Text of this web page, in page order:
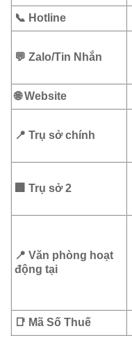
📞 Hotline
💬 Zalo/Tin Nhắn
🌐 Website
📍 Trụ sở chính
🏢 Trụ sở 2
📍 Văn phòng hoạt
động tại
📑 Mã Số Thuế